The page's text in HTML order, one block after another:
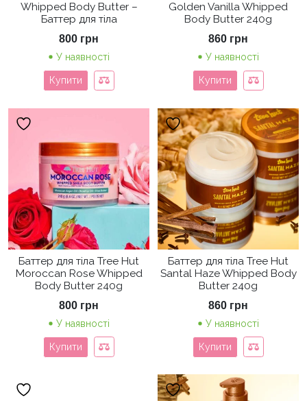
Whipped Body Butter –
Баттер для тіла
800 грн
У наявності
Купити
Golden Vanilla Whipped
Body Butter 240g
860 грн
У наявності
Купити
Баттер для тіла Tree Hut
Moroccan Rose Whipped
Body Butter 240g
800 грн
У наявності
Купити
Баттер для тіла Tree Hut
Santal Haze Whipped Body
Butter 240g
860 грн
У наявності
Купити